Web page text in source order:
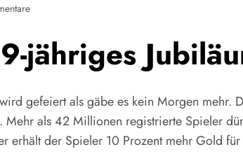
jähriges
gefeiert als gäbe es kein Morgen mehr.
als 42 Millionen registrierte Spieler
der Spieler 10 Prozent mehr Gold